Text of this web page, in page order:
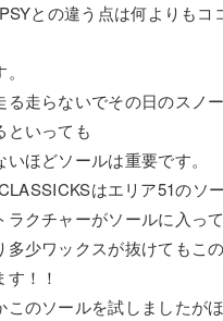
との違う点は何よりもコ
る走らないでその日のスノ
といっても
ほどソールは重要です。
はエリア51のソー
ラクチャーがソールに入って
多少ワックスが抜けてもこ
！！
このソールを試しましたが